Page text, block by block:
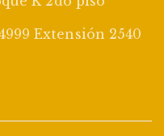
Extensión 2540